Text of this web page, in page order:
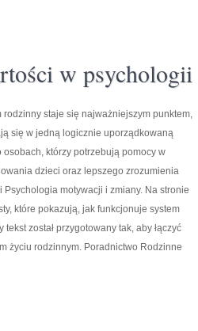
w psychologii
staje się najważniejszym punktem,
się w jedną logicznie uporządkowaną
osobach, którzy potrzebują pomocy w
dzieci oraz lepszego zrozumienia
motywacji i zmiany. Na stronie
które pokazują, jak funkcjonuje system
został przygotowany tak, aby łączyć
życiu rodzinnym. Poradnictwo Rodzinne